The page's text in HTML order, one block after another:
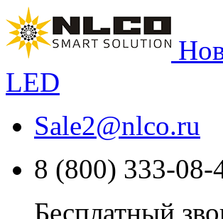
LED
Sale2@nlco.ru
8 (800) 333-08-
Бесплатный